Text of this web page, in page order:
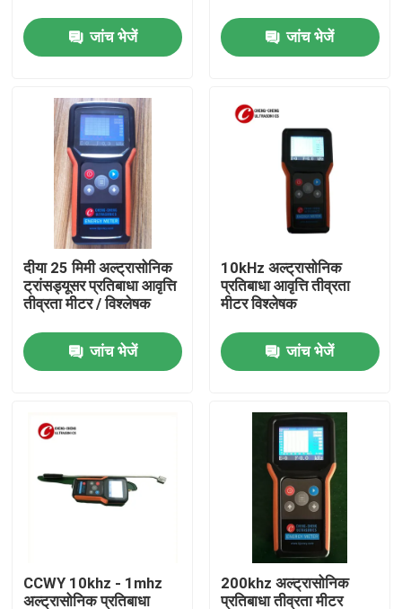
उत्पादों
हमारे बारे में
कारखाना भ्रमण
गुणवत्ता नियंत्रण
संपर्क करें
एक उद्धरण का अनुरोध करें
अल्ट्रासोनिक सफाई ट्रांसड्यूसर
बहु आवृत्ति अल्ट्रासोनिक ट्रांसड्यूसर
जांच भेजें जांच भेजें
दीया 25 मिमी अल्ट्रासोनिक
ट्रांसड्यूसर प्रतिबाधा आवृत्ति
तीव्रता मीटर / विश्लेषक
जांच भेजें
10kHz अल्ट्रासोनिक
प्रतिबाधा आवृत्ति तीव्रता
मीटर विश्लेषक
जांच भेजें
CCWY 10khz - 1mhz
अल्ट्रासोनिक प्रतिबाधा
200khz अल्ट्रासोनिक
प्रतिबाधा तीव्रता मीटर